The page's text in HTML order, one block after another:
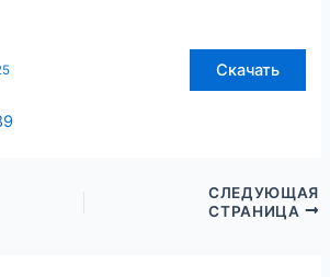
Скачать
СЛЕДУЮЩАЯ
СТРАНИЦА